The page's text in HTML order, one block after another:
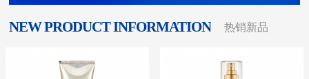
NEW PRODUCT INFORMATION 热销新品